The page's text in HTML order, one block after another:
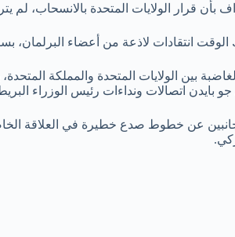
بأن قرار الولايات المتحدة بالانسحاب، لم
انتقادات لاذعة من أعضاء البرلمان،
بين الولايات المتحدة والمملكة
بايدن اتصالات ونداءات رئيس الوزراء
عن خطوط صدع خطيرة في العلاقة